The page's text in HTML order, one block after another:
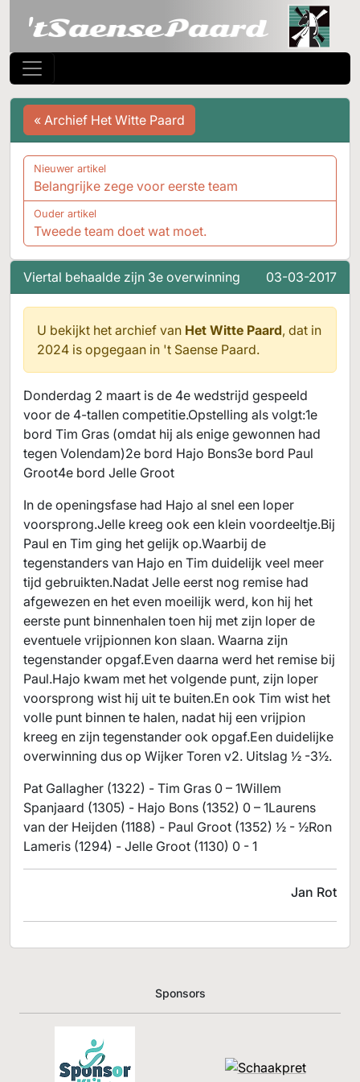
Viertal behaalde zijn 3e overwinning 03-03-2017
U bekijkt het archief van Het Witte Paard, dat in
2024 is opgegaan in 't Saense Paard.
Donderdag 2 maart is de 4e wedstrijd gespeeld
voor de 4-tallen competitie.Opstelling als volgt:1e
bord Tim Gras (omdat hij als enige gewonnen had
tegen Volendam)2e bord Hajo Bons3e bord Paul
Groot4e bord Jelle Groot
In de openingsfase had Hajo al snel een loper
voorsprong.Jelle kreeg ook een klein voordeeltje.Bij
Paul en Tim ging het gelijk op.Waarbij de
tegenstanders van Hajo en Tim duidelijk veel meer
tijd gebruikten.Nadat Jelle eerst nog remise had
afgewezen en het even moeilijk werd, kon hij het
eerste punt binnenhalen toen hij met zijn loper de
eventuele vrijpionnen kon slaan. Waarna zijn
tegenstander opgaf.Even daarna werd het remise bij
Paul.Hajo kwam met het volgende punt, zijn loper
voorsprong wist hij uit te buiten.En ook Tim wist het
volle punt binnen te halen, nadat hij een vrijpion
kreeg en zijn tegenstander ook opgaf.Een duidelijke
overwinning dus op Wijker Toren v2. Uitslag ½ -3½.
Pat Gallagher (1322) - Tim Gras 0 – 1Willem
Spanjaard (1305) - Hajo Bons (1352) 0 – 1Laurens
van der Heijden (1188) - Paul Groot (1352) ½ - ½Ron
Lameris (1294) - Jelle Groot (1130) 0 - 1
Jan Rot
« Archief Het Witte Paard
Nieuwer artikel
Belangrijke zege voor eerste team
Ouder artikel
Tweede team doet wat moet.
Sponsors